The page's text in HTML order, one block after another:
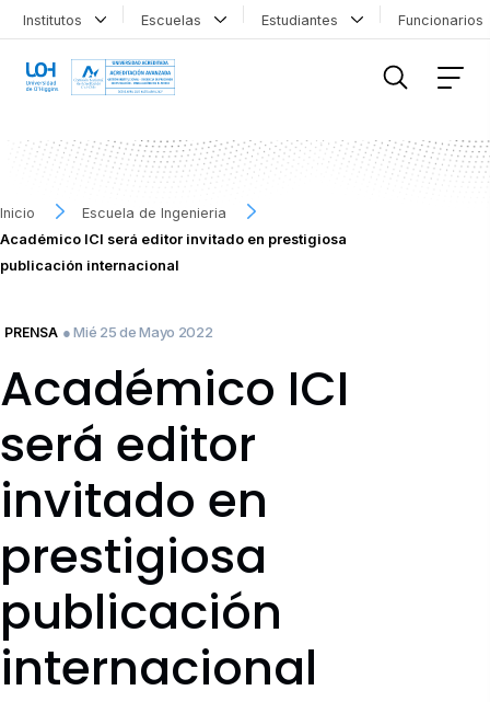
Institutos Escuelas Estudiantes
Inicio
Escuela de Ingenieria
Académico ICI será editor invitado en prestigiosa
publicación internacional
PRENSA ● Mié 25 de Mayo 2022
Académico ICI
será editor
invitado en
prestigiosa
publicación
internacional